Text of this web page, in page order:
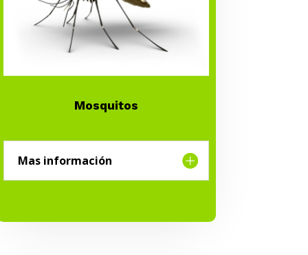
Mosquitos
Mas información